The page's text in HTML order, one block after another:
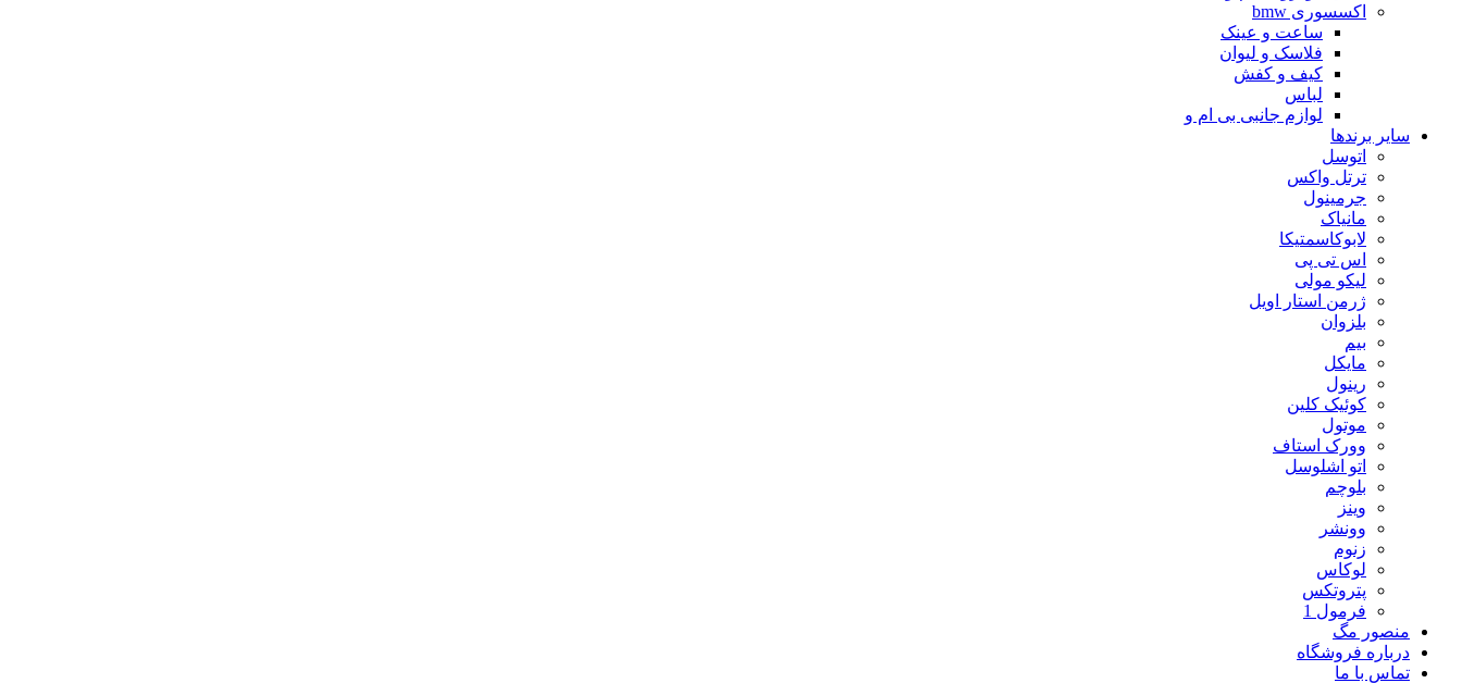
اکسسوری bmw
ساعت و عینک
فلاسک و لیوان
کیف و کفش
لباس
لوازم جانبی بی ام و
سایر برندها
اتوسل
ترتل واکس
جرمینول
مانیاک
لابوکاسمتیکا
اس تی پی
لیکو مولی
ژرمن استار اویل
بلزوان
بیم
مایکل
رینول
کوئیک کلین
موتول
وورک استاف
اتو اشلوسل
بلوچم
وینز
وونشر
زنوم
لوکاس
پتروتکس
فرمول 1
منصور مگ
درباره فروشگاه
تماس با ما